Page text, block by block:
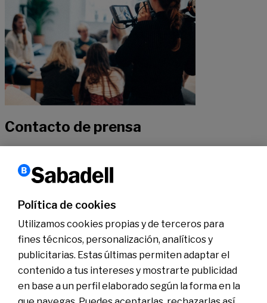
Contacto de prensa
Si quieres recibir más información sobre nuestra actualidad, no
dudes en contactar con nuestros especialistas.
Conócenos
Sala de Prensa
Actualidad
Nos entendemos
Política de cookies
Utilizamos cookies propias y de terceros para
fines técnicos, personalización, analíticos y
publicitarias. Estas últimas permiten adaptar el
contenido a tus intereses y mostrarte publicidad
en base a un perfil elaborado según la forma en la